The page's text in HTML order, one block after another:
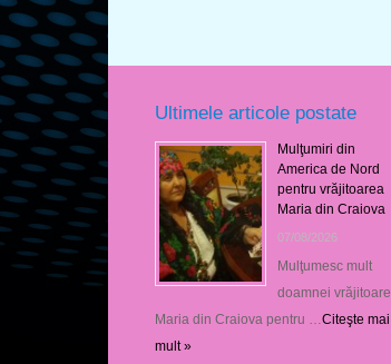
Ultimele articole postate
Mulţumiri din
America de Nord
pentru vrăjitoarea
Maria din Craiova
07/08/2026
Mulţumesc mult
doamnei vrăjitoare
Maria din Craiova pentru … Citeşte mai
mult »